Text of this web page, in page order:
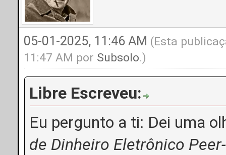
05-01-2025, 11:46 AM (Esta
11:47 AM por Subsolo.)
Libre Escreveu:
Eu pergunto a ti: Dei uma
de Dinheiro Eletrônico